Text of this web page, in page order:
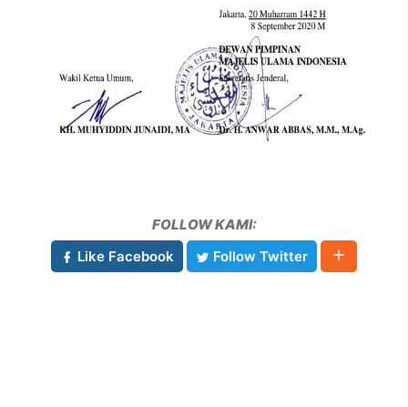
FOLLOW KAMI:
Like Facebook
Follow Twitter